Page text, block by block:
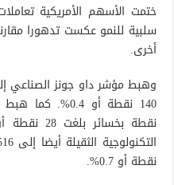
ختمت الأسهم الأمريكية
سلبية للنمو عكست تدهورا
أخرى.
نقطة أو 0.7%.